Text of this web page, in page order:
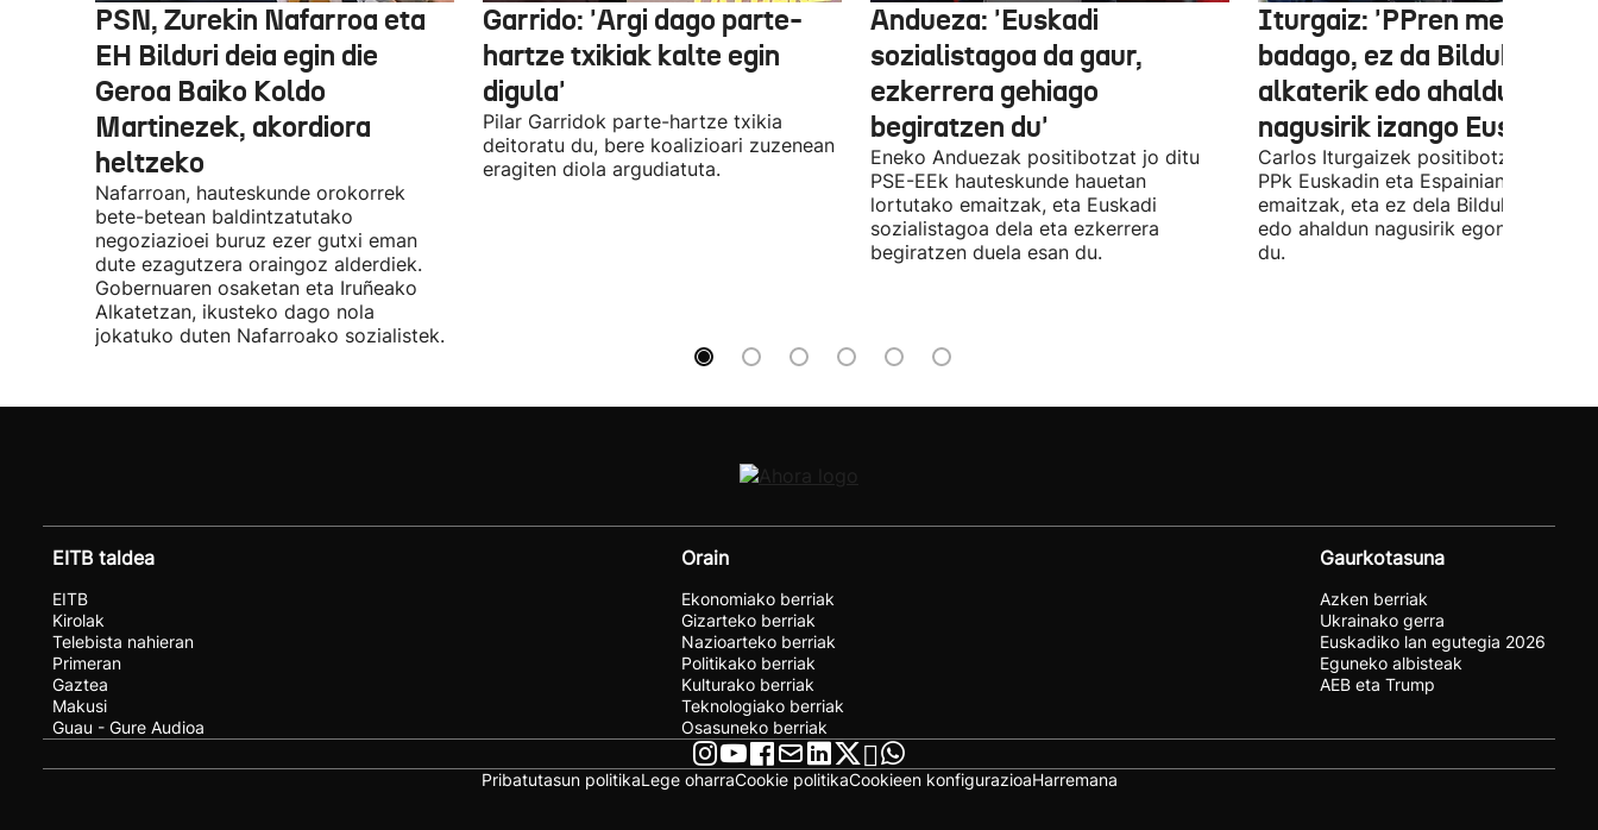
PSN, Zurekin Nafarroa eta
EH Bilduri deia egin die
Geroa Baiko Koldo
Martinezek, akordiora
heltzeko
Nafarroan, hauteskunde orokorrek
bete-betean baldintzatutako
negoziazioei buruz ezer gutxi eman
dute ezagutzera oraingoz alderdiek.
Gobernuaren osaketan eta Iruñeako
Alkatetzan, ikusteko dago nola
jokatuko duten Nafarroako sozialistek.
Garrido: 'Argi dago parte-
hartze txikiak kalte egin
digula'
Pilar Garridok parte-hartze txikia
deitoratu du, bere koalizioari zuzenean
eragiten diola argudiatuta.
Andueza: 'Euskadi
sozialistagoa da gaur,
ezkerrera gehiago
begiratzen du'
Eneko Anduezak positibotzat jo ditu
PSE-EEk hauteskunde hauetan
lortutako emaitzak, eta Euskadi
sozialistagoa dela eta ezkerrera
begiratzen duela esan du.
Iturgaiz: 'PPren menpe
badago, ez da Bilduko
alkaterik edo ahaldun
nagusirik izango Euskadin'
Carlos Iturgaizek positibotzat jo ditu
PPk Euskadin eta Espainian lortutako
emaitzak, eta ez dela Bilduko
edo ahaldun nagusirik egongo
du.
EITB taldea
EITB
Kirolak
Telebista nahieran
Primeran
Gaztea
Makusi
Guau - Gure Audioa
Orain
Ekonomiako berriak
Gizarteko berriak
Nazioarteko berriak
Politikako berriak
Kulturako berriak
Teknologiako berriak
Osasuneko berriak
Gaurkotasuna
Azken berriak
Ukrainako gerra
Euskadiko lan egutegia 2026
Eguneko albisteak
AEB eta Trump
Pribatutasun politikaLege oharraCookie politikaCookieen konfigurazioaHarremana